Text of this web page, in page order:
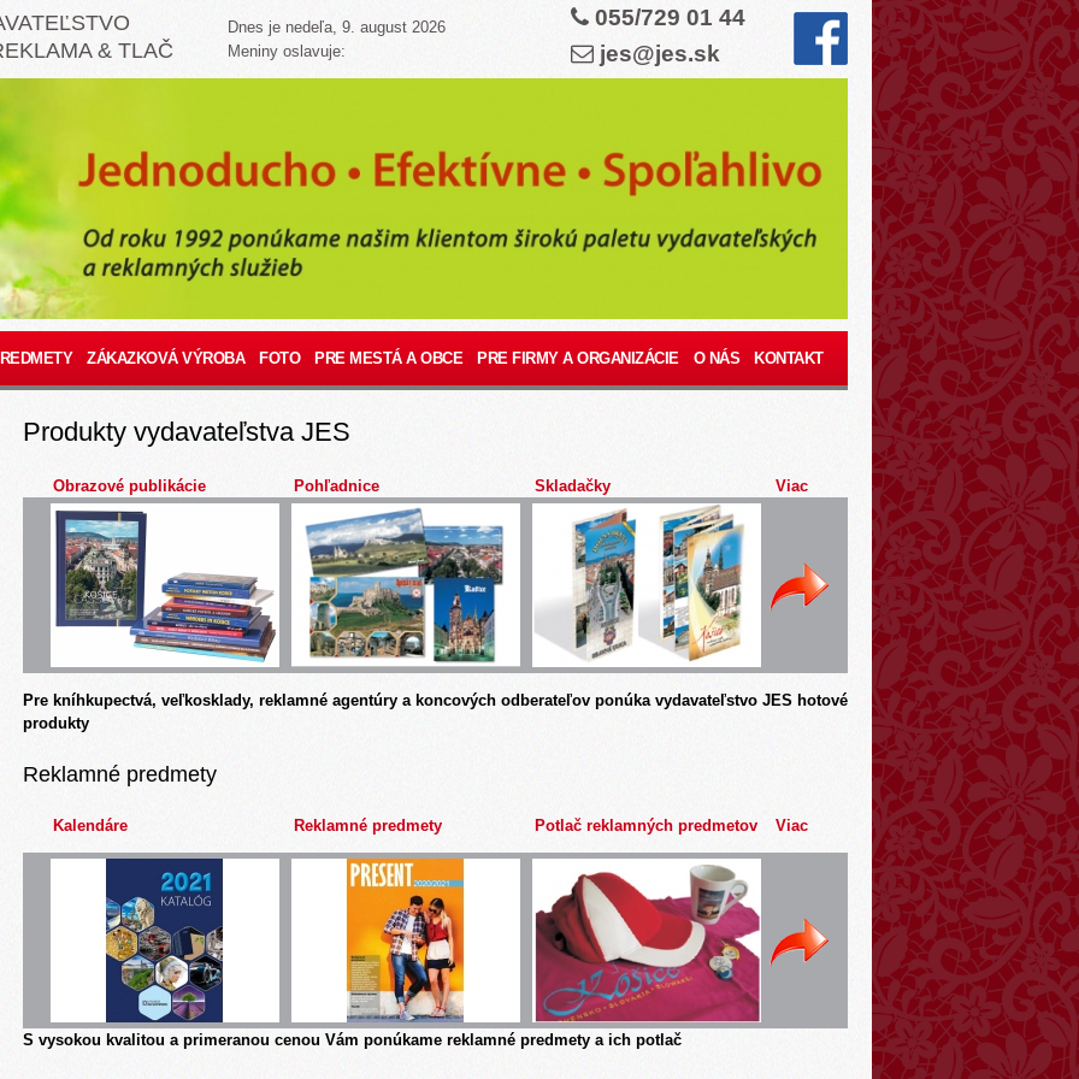
& TLAČ
Dnes je nedeľa, 9. august 2026
Meniny oslavuje:
055/729 01 44
jes@jes.sk
ZÁKAZKOVÁ VÝROBA FOTO PRE MESTÁ A OBCE PRE FIRMY A ORGANIZÁCIE O NÁS KONTAKT
Produkty vydavateľstva JES
Obrazové publikácie Pohľadnice Skladačky Viac
Pre kníhkupectvá, veľkosklady, reklamné agentúry a koncových odberateľov ponúka vydavateľstvo JES hotové
produkty
Reklamné predmety
Kalendáre Reklamné predmety Potlač reklamných predmetov Viac
S vysokou kvalitou a primeranou cenou Vám ponúkame reklamné predmety a ich potlač